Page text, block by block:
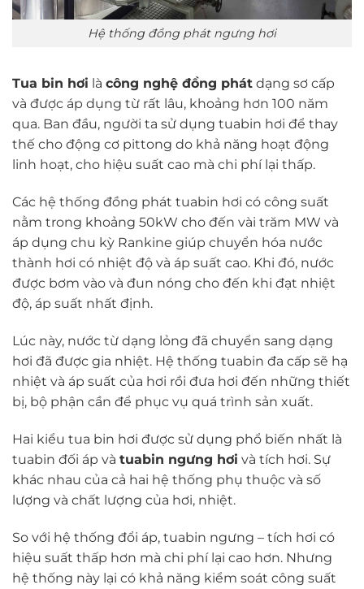
Hệ thống đồng phát ngưng hơi
Tua bin hơi là công nghệ đồng phát dạng sơ cấp
và được áp dụng từ rất lâu, khoảng hơn 100 năm
qua. Ban đầu, người ta sử dụng tuabin hơi để thay
thế cho động cơ pittong do khả năng hoạt động
linh hoạt, cho hiệu suất cao mà chi phí lại thấp.
Các hệ thống đồng phát tuabin hơi có công suất
nằm trong khoảng 50kW cho đến vài trăm MW và
áp dụng chu kỳ Rankine giúp chuyển hóa nước
thành hơi có nhiệt độ và áp suất cao. Khi đó, nước
được bơm vào và đun nóng cho đến khi đạt nhiệt
độ, áp suất nhất định.
Lúc này, nước từ dạng lỏng đã chuyển sang dạng
hơi đã được gia nhiệt. Hệ thống tuabin đa cấp sẽ hạ
nhiệt và áp suất của hơi rồi đưa hơi đến những thiết
bị, bộ phận cần để phục vụ quá trình sản xuất.
Hai kiểu tua bin hơi được sử dụng phổ biến nhất là
tuabin đối áp và tuabin ngưng hơi và tích hơi. Sự
khác nhau của cả hai hệ thống phụ thuộc và số
lượng và chất lượng của hơi, nhiệt.
So với hệ thống đổi áp, tuabin ngưng – tích hơi có
hiệu suất thấp hơn mà chi phí lại cao hơn. Nhưng
hệ thống này lại có khả năng kiểm soát công suất